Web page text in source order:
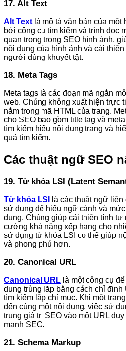
17. Alt Text
Alt Text là mô tả văn bản của
bởi công cụ tìm kiếm và trình đọc
quan trọng trong SEO hình ảnh,
nội dung của hình ảnh và cải
người dùng khuyết tật.
18. Meta Tags
Meta tags là các đoạn mã ngắn
web. Chúng không xuất hiện trực
nằm trong mã HTML của trang.
cho SEO bao gồm title tag và
tìm kiếm hiểu nội dung trang và
quả tìm kiếm.
Các thuật ngữ SEO
19. Từ khóa LSI (Latent
Từ khóa LSI
là các thuật ngữ
sử dụng để hiểu ngữ cảnh và
dung. Chúng giúp cải thiện tính tự
cường khả năng xếp hạng cho
sử dụng từ khóa LSI có thể giúp
và phong phú hơn.
20. Canonical URL
Canonical URL là một công cụ
dung trùng lặp bằng cách chỉ định
tìm kiếm lập chỉ mục. Khi một
đến cùng một nội dung, việc sử
trung giá trị SEO vào một URL
mạnh SEO.
21. Schema Markup